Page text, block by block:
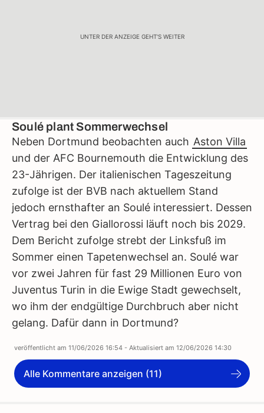
UNTER DER ANZEIGE GEHT'S WEITER
Soulé plant Sommerwechsel
Neben Dortmund beobachten auch Aston Villa
und der AFC Bournemouth die Entwicklung des
23-Jährigen. Der italienischen Tageszeitung
zufolge ist der BVB nach aktuellem Stand
jedoch ernsthafter an Soulé interessiert. Dessen
Vertrag bei den Giallorossi läuft noch bis 2029.
Dem Bericht zufolge strebt der Linksfuß im
Sommer einen Tapetenwechsel an. Soulé war
vor zwei Jahren für fast 29 Millionen Euro von
Juventus Turin in die Ewige Stadt gewechselt,
wo ihm der endgültige Durchbruch aber nicht
gelang. Dafür dann in Dortmund?
veröffentlicht am 11/06/2026 16:54 - Aktualisiert am 12/06/2026 14:30
Alle Kommentare anzeigen (11)